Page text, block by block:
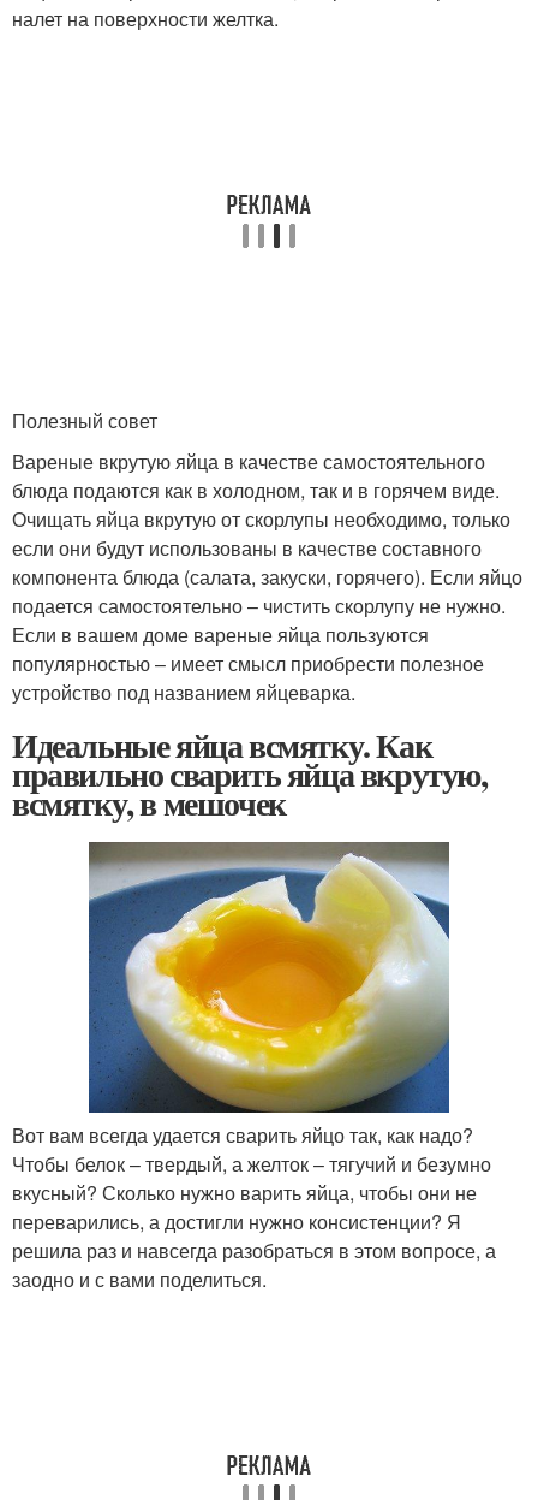
налет на поверхности желтка.
Полезный совет
Вареные вкрутую яйца в качестве самостоятельного
блюда подаются как в холодном, так и в горячем виде.
Очищать яйца вкрутую от скорлупы необходимо, только
если они будут использованы в качестве составного
компонента блюда (салата, закуски, горячего). Если яйцо
подается самостоятельно – чистить скорлупу не нужно.
Если в вашем доме вареные яйца пользуются
популярностью – имеет смысл приобрести полезное
устройство под названием яйцеварка.
Идеальные яйца всмятку. Как
правильно сварить яйца вкрутую,
всмятку, в мешочек
Вот вам всегда удается сварить яйцо так, как надо?
Чтобы белок – твердый, а желток – тягучий и безумно
вкусный? Сколько нужно варить яйца, чтобы они не
переварились, а достигли нужно консистенции? Я
решила раз и навсегда разобраться в этом вопросе, а
заодно и с вами поделиться.